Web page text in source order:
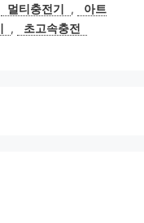
멀티충전기 ,
아트
, 초고속충전